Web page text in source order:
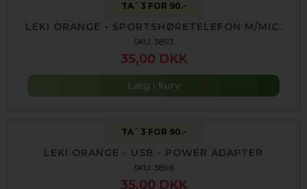
TA´ 3 FOR 90.-
LEKI ORANGE - SPORTSHØRETELEFON M/MIC.
SKU: 3893
35,00 DKK
Læg i kurv
TA´ 3 FOR 90.-
LEKI ORANGE - USB - POWER ADAPTER
SKU: 3896
35,00 DKK